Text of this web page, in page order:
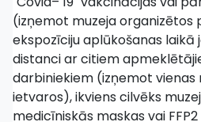
(izņemot muzeja organizētos
ekspozīciju aplūkošanas
distanci ar citiem
darbiniekiem (izņemot vienas
ietvaros), ikviens cilvēks
medicīniskās maskas vai